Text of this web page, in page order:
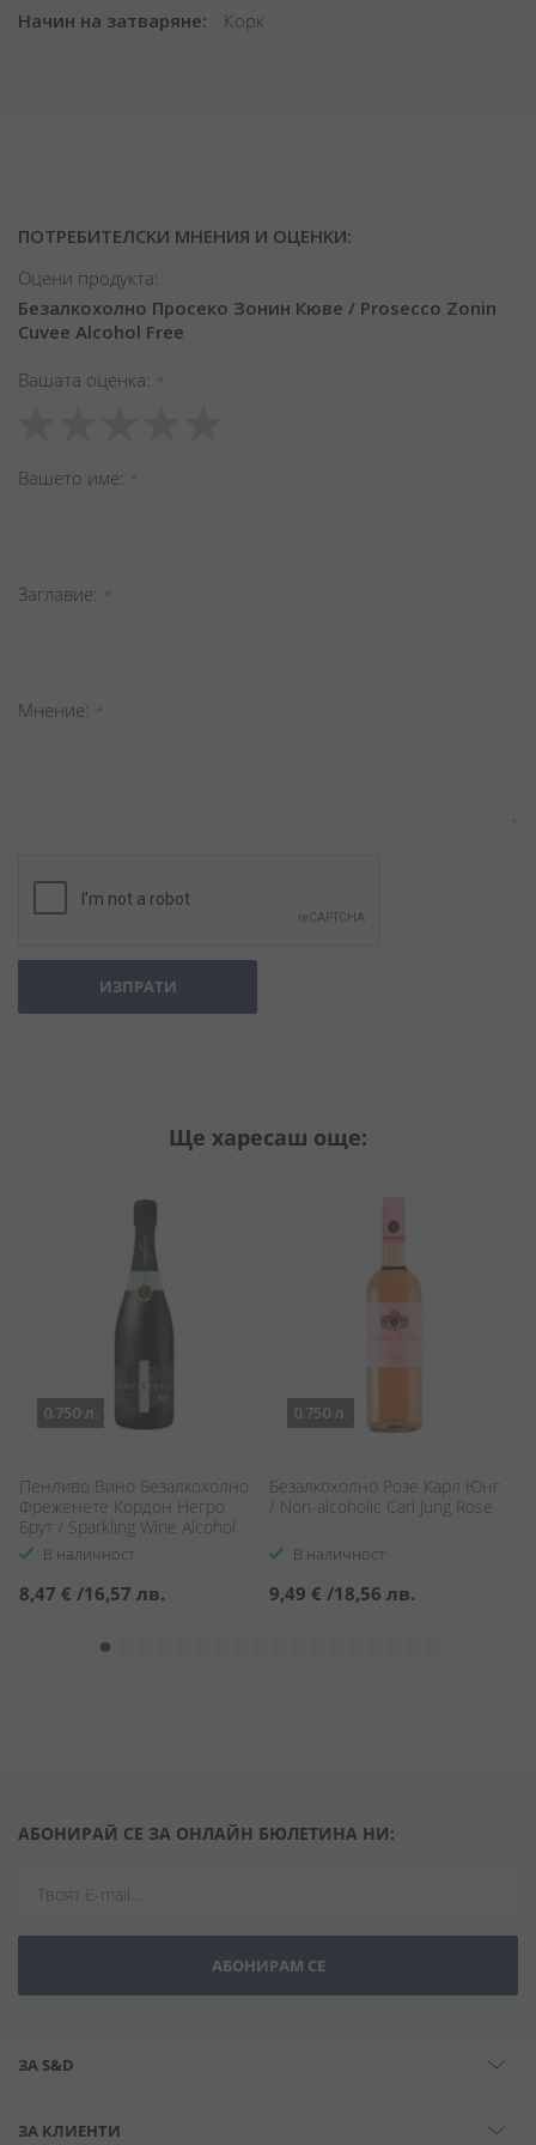
Начин на затваряне Корк
ПОТРЕБИТЕЛСКИ МНЕНИЯ И ОЦЕНКИ:
Оцени продукта:
Безалкохолно Просеко Зонин Кюве / Prosecco Zonin
Cuvee Alcohol Free
Вашата оценка
star
stars
stars
stars
stars
Вашето име
Заглавиe
Мнение
ИЗПРАТИ
Ще харесаш още:
0.750 л.
Пенливо Вино Безалкохолно
Фреженете Кордон Негро
Брут / Sparkling Wine Alcohol
Free Freixenet Cordon Negro
Brut
В наличност
8,47 € /16,57 лв.
0.750 л.
Безалкохолно Розе Карл Юнг
/ Non-alcoholic Carl Jung Rose
В наличност
9,49 € /18,56 лв.
АБОНИРАЙ СЕ ЗА ОНЛАЙН БЮЛЕТИНА НИ:
АБОНИРАМ СЕ
ЗА S&D
ЗА КЛИЕНТИ